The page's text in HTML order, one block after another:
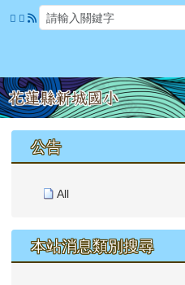
跳至主內容區
花蓮縣新城國小
上中區域內容
公告
All
本站消息類別搜尋
頁尾區域